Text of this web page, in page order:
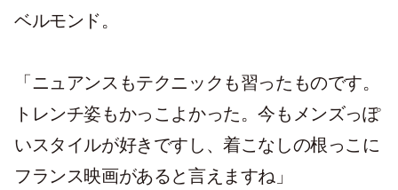
ベルモンド。
「ニュアンスもテクニックも習ったものです。
トレンチ姿もかっこよかった。今もメンズっぽ
いスタイルが好きですし、着こなしの根っこに
フランス映画があると言えますね」